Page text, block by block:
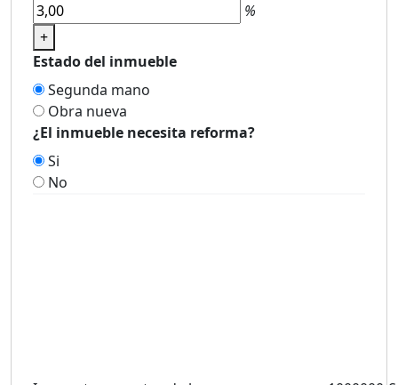
%
+
Estado del inmueble
Segunda mano
Obra nueva
¿El inmueble necesita reforma?
Si
No